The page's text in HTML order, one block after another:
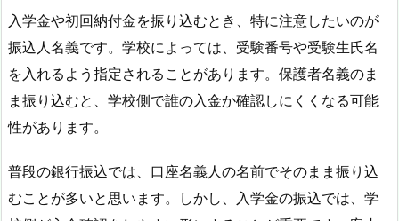
入学金や初回納付金を振り込むとき、特に注意したいのが
振込人名義です。学校によっては、受験番号や受験生氏名
を入れるよう指定されることがあります。保護者名義のま
ま振り込むと、学校側で誰の入金か確認しにくくなる可能
性があります。
普段の銀行振込では、口座名義人の名前でそのまま振り込
むことが多いと思います。しかし、入学金の振込では、学